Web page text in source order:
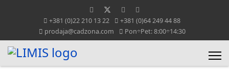
+381 (0)22 210 13 22
+381 (0)64 249 44 88
prodaja@cadzona.com
Pon÷Pet: 8:00÷14:30